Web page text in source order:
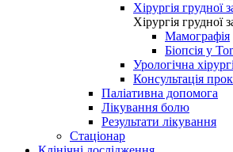
Хірургія грудної
Хірургія грудної
Мамографія
Біопсія у
Урологічна
Консультація
Паліативна допомога
Лікування болю
Результати лікування
Стаціонар